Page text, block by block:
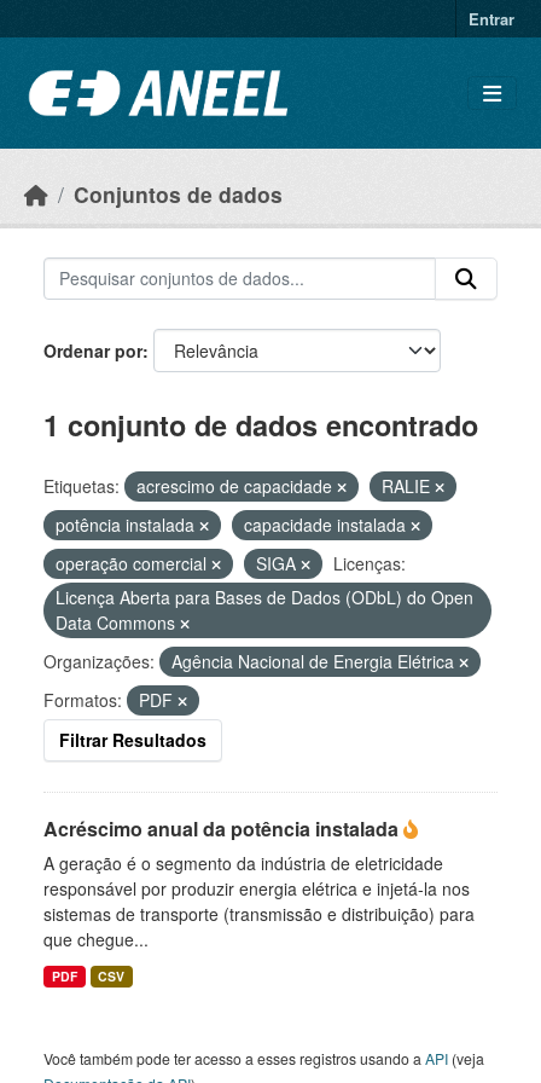
Entrar
Conjuntos de dados
Ordenar por
1 conjunto de dados encontrado
Etiquetas: acrescimo de capacidade
RALIE
potência instalada
capacidade instalada
operação comercial
SIGA
Licenças:
Licença Aberta para Bases de Dados (ODbL) do Open
Data Commons
Organizações:
Agência Nacional de Energia Elétrica
Formatos:
PDF
Filtrar Resultados
Acréscimo anual da potência instalada
A geração é o segmento da indústria de eletricidade
responsável por produzir energia elétrica e injetá-la nos
sistemas de transporte (transmissão e distribuição) para
que chegue...
PDF CSV
Você também pode ter acesso a esses registros usando a API (veja